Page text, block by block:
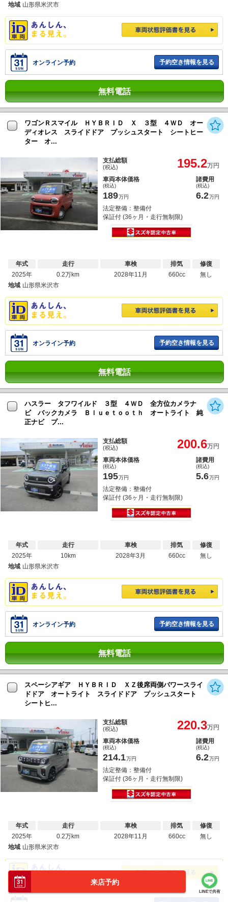
来店予約
LINEで共有
地域 山形県米沢市
オンライン予約 予約空き情報を見る
無料電話
ワゴンＲスマイル ＨＹＢＲＩＤ Ｘ ３型 ４ＷＤ オー
ディオレス スライドドア プッシュスタート シートヒー
ター オ...
支払総額
(税込) 195.2万円
車両本体価格
(税込)
189万円
諸費用
(税込)
6.2万円
法定整備：整備付
保証付 (36ヶ月・走行無制限)
年式
2025年
走行
0.2万km
車検
2028年11月
排気
660cc
修復
無し
地域 山形県米沢市
オンライン予約 予約空き情報を見る
無料電話
ハスラー タフワイルド ３型 ４ＷＤ 全方位カメラナ
ビ バックカメラ Ｂｌｕｅｔｏｏｔｈ オートライト 純
正ナビ プ...
支払総額
(税込) 200.6万円
車両本体価格
(税込)
195万円
諸費用
(税込)
5.6万円
法定整備：整備付
保証付 (36ヶ月・走行無制限)
年式
2025年
走行
10km
車検
2028年3月
排気
660cc
修復
無し
地域 山形県米沢市
オンライン予約 予約空き情報を見る
無料電話
スペーシアギア ＨＹＢＲＩＤ ＸＺ後席両側パワースライ
ドドア オートライト スライドドア プッシュスタート
シートヒ...
支払総額
(税込) 220.3万円
車両本体価格
(税込)
214.1万円
諸費用
(税込)
6.2万円
法定整備：整備付
保証付 (36ヶ月・走行無制限)
年式
2025年
走行
0.2万km
車検
2028年11月
排気
660cc
修復
無し
地域 山形県米沢市